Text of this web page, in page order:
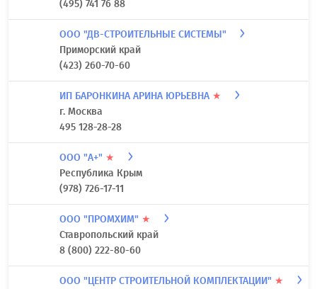
(495) 741 76 88
ООО "ДВ-СТРОИТЕЛЬНЫЕ СИСТЕМЫ"
Приморский край
(423) 260-70-60
ИП БАРОНКИНА АРИНА ЮРЬЕВНА ★
г. Москва
495 128-28-28
ООО "А+" ★
Республика Крым
(978) 726-17-11
ООО "ПРОМХИМ" ★
Ставропольский край
8 (800) 222-80-60
ООО "ЦЕНТР СТРОИТЕЛЬНОЙ КОМПЛЕКТАЦИИ" ★